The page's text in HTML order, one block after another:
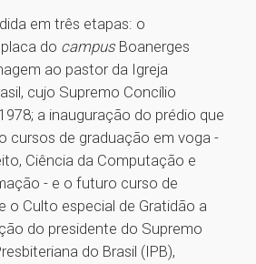
em três etapas: o
do campus Boanerges
ao pastor da Igreja
cujo Supremo Concílio
a inauguração do prédio que
cursos de graduação em voga -
Ciência da Computação e
- e o futuro curso de
o Culto especial de Gratidão a
do presidente do Supremo
do Brasil (IPB),